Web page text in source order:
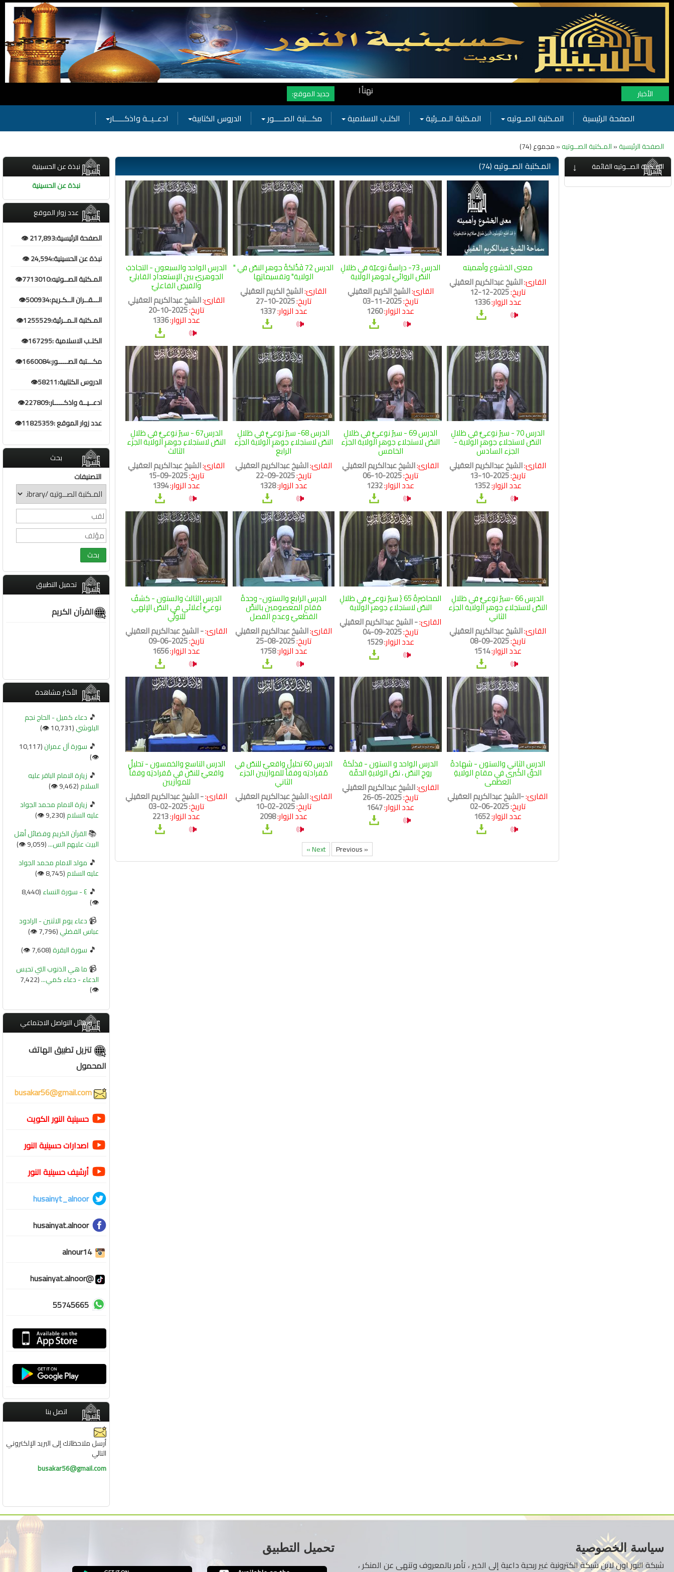
الأخبار نهنأ المتابعين لموفع النور بوصول المشاهدات الى الرقم القياسي 11 مليون مشاهدة خلال فترة قصيرة وهذا كله بجهودكم واهتمامكم بفعاليات الحسينية
جديد الموقع:
الصفحة الرئيسية المـكتبة الصــوتيه المـكتبة الـمــرئية الكتـب الاسلامية مكـــتبة الصـــــور الدروس الكتابية ادعــيــة واذكـــــار
الصفحة الرئيسية«المـكتبة الصــوتيه« مجموع (74)
↓ المـكتبة الصــوتيه القائمة المـكتبة الصــوتيه (74)
معنى الخشوع وأهميته
القارئ:الشيخ عبدالكريم العقيلي
تاريخ:2025-12-12
عدد الزوار:1336
الدرس 73- دراسةٌ نوعيّة في ظلالِ
النصّ الروائيّ لجوهرِ الولاية
القارئ:الشيخ الكريم العقيلي
تاريخ:2025-11-03
عدد الزوار:1260
الدرس 72 فَذْلكةُ جوهرِ النصّ في "
الولاية" وتقسيماتِها
القارئ:الشيخ الكريم العقيلي
تاريخ:2025-10-27
عدد الزوار:1337
الدرس الواحد والسبعون - التجاذبُ
الجوهريّ بين الإستعدادِ القابليّ
والفيضِ الفاعليّ
القارئ:الشيخ عبدالكريم العقيلي
تاريخ:2025-10-20
عدد الزوار:1336
الدرس 70 - سيرٌ نوعيٌّ في ظلالِ
النصّ لاستجلاءِ جوهرِ الولاية -
الجزء السادس
القارئ:الشيخ عبدالكريم العقيلي
تاريخ:2025-10-13
عدد الزوار:1352
الدرس 69 - سيرٌ نوعيٌّ في ظلالِ
النصّ لاستجلاءِ جوهرِ الولاية الجزء
الخامس
القارئ:الشيخ عبدالكريم العقيلي
تاريخ:2025-10-06
عدد الزوار:1232
الدرس 68- سيرٌ نوعيٌّ في ظلالِ
النصّ لاستجلاءِ جوهرِ الولاية الجزء
الرابع
القارئ:الشيخ عبدالكريم العقيلي
تاريخ:2025-09-22
عدد الزوار:1328
الدرس67 - سيرٌ نوعيٌّ في ظلالِ
النصّ لاستجلاءِ جوهرِ الولاية الجزء
الثالث
القارئ:الشيخ عبدالكريم العقيلي
تاريخ:2025-09-15
عدد الزوار:1394
الدرس 66 -سيرٌ نوعيٌّ في ظلالِ
النصّ لاستجلاءِ جوهرِ الولاية الجزء
الثاني
القارئ:الشيخ عبدالكريم العقيلي
تاريخ:2025-09-08
عدد الزوار:1514
المحاضرةُ 65 { سيرٌ نوعيٌّ في ظلالِ
النصّ لاستجلاءِ جوهرِ الولاية
القارئ:- الشيخ عبدالكريم العقيلي
تاريخ:2025-09-04
عدد الزوار:1529
الدرس الرابع والستون- وحدةُ
مَقامِ المعصومين بالنصِّ
القطعيّ وعدمِ الفصل
القارئ:الشيخ عبدالكريم العقيلي
تاريخ:2025-08-25
عدد الزوار:1758
الدرس الثالث والستون - كشفٌ
نوعيٌّ أعلائي في النصّ الإلهي
للتولّي
القارئ:- الشيخ عبدالكريم العقيلي
تاريخ:2025-06-09
عدد الزوار:1656
الدرس الثاني والستون - شهادةُ
الحقّ الكُبرى في مقامِ الولايةِ
العظمى
القارئ:-الشيخ عبدالكريم العقيلي
تاريخ:2025-06-02
عدد الزوار:1652
الدرس الواحد و الستون - فذلَكةُ
روحِ النصّ ، نصّ الولايةِ الحقّة
القارئ:الشيخ عبدالكريم العقيلي
تاريخ:2025-05-26
عدد الزوار:1647
الدرس 60 تحليلٌ واقعيّ للنصّ في
مُفرادتِه وفقاً للموازيين الجزء
الثاني
القارئ:الشيخ عبدالكريم العقيلي
تاريخ:2025-02-10
عدد الزوار:2098
الدرس التاسع والخمسون - تحليلٌ
واقعيّ للنصّ في مُفرادتِه وفقاً
للموازيين
القارئ:- الشيخ عبدالكريم العقيلي
تاريخ:2025-02-03
عدد الزوار:2213
« Previous
Next »
نبذة عن الحسينية
نبذة عن الحسينية
عدد زوار الموقع
الصفحة الرئيسية:217,893 👁️
نبذة عن الحسينية:24,594 👁️
المـكتبة الصــوتيه:7713010👁️
الـــقــران الــكـريم:500934👁️
المـكتبة الـمــرئية:1255529👁️
الكتـب الاسلامية :167295👁️
مكـــتبة الصـــــور:1660084👁️
الدروس الكتابية:58211👁️
ادعــيــة واذكـــــار:227809👁️
عدد زوار الموقع :11825359👁️
بحث
التصنيفات
تحميل التطبيق
القرآن الكريم
الأكثر مشاهدة
🎵 دعاء كميل - الحاج نجم
البلوشي(10,731 👁️)
🎵 سورة آل عمران (10,117
👁️)
🎵 زيارة الامام الباقر عليه
السلام(9,462 👁️)
🎵 زيارة الامام محمد الجواد
عليه السلام(9,230 👁️)
📚القرآن الكريم وفضائل أهل
البيت عليهم الس...(9,059 👁️)
🎵 مولد الامام محمد الجواد
عليه السلام(8,745 👁️)
🎵 ٤ - سورة النساء
(8,440
👁️)
📹دعاء يوم الاثنين - الرادود
عباس الفضلي(7,796 👁️)
🎵 سورة البقرة(7,608 👁️)
📹ما هي الذنوب التي تحبس
الدعاء - دعاء كمي... (7,422
👁️)
وسائل التواصل الاجتماعي
تنزيل تطبيق الهاتف
المحمول
حسينية النور الكويت
اصدارات حسينية النور
أرشيف حسينية النور
husainyt_alnoor
husainyat.alnoor
alnour14
@husainyat.alnoor
55745665
اتصل بنا
أرسل ملاحظاتك إلى البريد الإلكتروني
التالي
busakar56@gmail.com
سياسة الخصوصية
شبكة النور اون لاين شبكة الكترونية غير ربحية داعية إلى الخير ، تأمر بالمعروف وتنهى عن المنكر ،
تحميل التطبيق